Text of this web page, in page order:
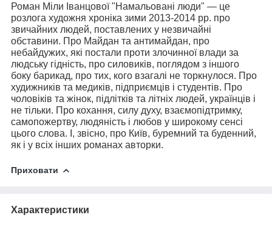
Роман Міли Іванцової "Намальовані люди" — це
розлога художня хроніка зими 2013-2014 рр. про
звичайних людей, поставлених у незвичайні
обставини. Про Майдан та антимайдан, про
небайдужих, які постали проти злочинної влади за
людську гідність, про силовиків, поглядом з іншого
боку барикад, про тих, кого взагалі не торкнулося. Про
худижників та медиків, підприємців і студентів. Про
чоловіків та жінок, підлітків та літніх людей, українців і
не тільки. Про кохання, силу духу, взаємопідтримку,
самопожертву, людяність і любов у широкому сенсі
цього слова. І, звісно, про Київ, буремний та буденний,
як і у всіх інших романах авторки.
Приховати
Характеристики